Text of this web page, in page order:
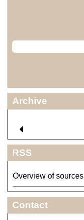
Archive
RSS
Overview of sources
Contact